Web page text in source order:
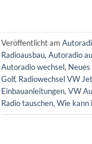
Veröffentlicht am
Radioausbau, Autoradio
Autoradio wechsel,
Golf, Radiowechsel VW
Einbauanleitungen, VW
Radio tauschen, Wie kann